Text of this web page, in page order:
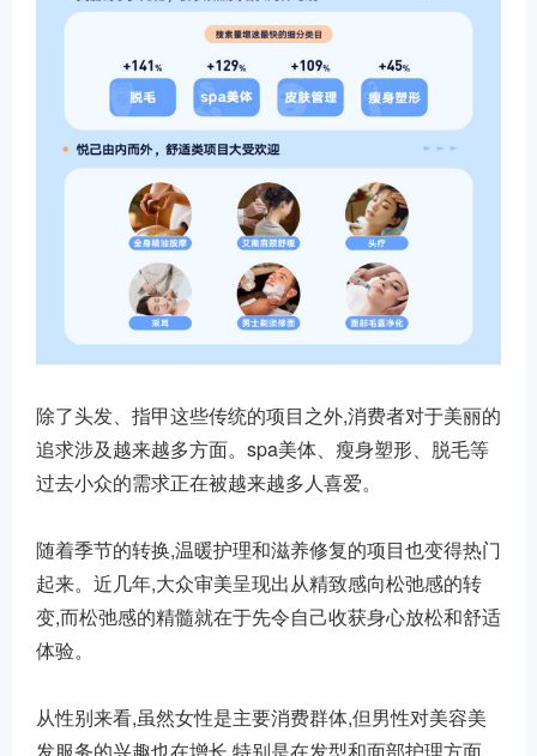
除了头发、指甲这些传统的项目之外,消费者对于美丽的
追求涉及越来越多方面。spa美体、瘦身塑形、脱毛等
过去小众的需求正在被越来越多人喜爱。
随着季节的转换,温暖护理和滋养修复的项目也变得热门
起来。近几年,大众审美呈现出从精致感向松弛感的转
变,而松弛感的精髓就在于先令自己收获身心放松和舒适
体验。
从性别来看,虽然女性是主要消费群体,但男性对美容美